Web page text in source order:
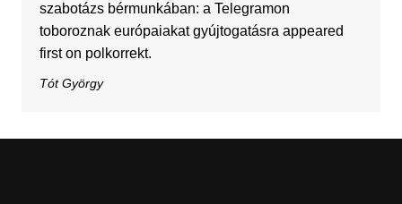
szabotázs bérmunkában: a Telegramon
toboroznak európaiakat gyújtogatásra appeared
first on polkorrekt.
Tót György